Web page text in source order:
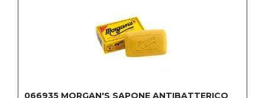
066935 MORGAN'S SAPONE ANTIBATTERICO